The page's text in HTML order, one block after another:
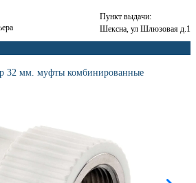
Пункт выдачи:
Шексна, ул Шлюзовая д.1
32 мм. муфты комбинированные